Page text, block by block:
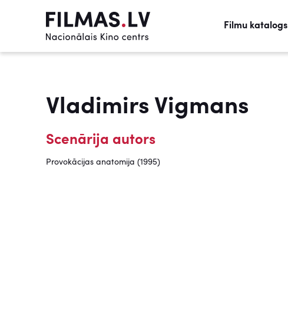
Filmu katalogs
Vladimirs Vigmans
Scenārija autors
Provokācijas anatomija (1995)